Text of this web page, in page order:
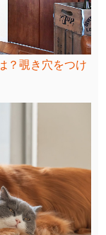
？覗き穴をつけ